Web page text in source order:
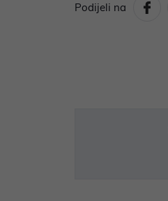
Podijeli na